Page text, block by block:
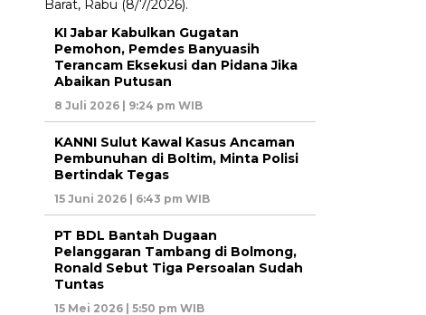
KI Jabar Kabulkan Gugatan
Pemohon, Pemdes Banyuasih
Terancam Eksekusi dan Pidana Jika
Abaikan Putusan
8 Juli 2026 | 9:24 pm WIB
KANNI Sulut Kawal Kasus Ancaman
Pembunuhan di Boltim, Minta Polisi
Bertindak Tegas
15 Juni 2026 | 6:43 pm WIB
PT BDL Bantah Dugaan
Pelanggaran Tambang di Bolmong,
Ronald Sebut Tiga Persoalan Sudah
Tuntas
15 Mei 2026 | 5:50 pm WIB